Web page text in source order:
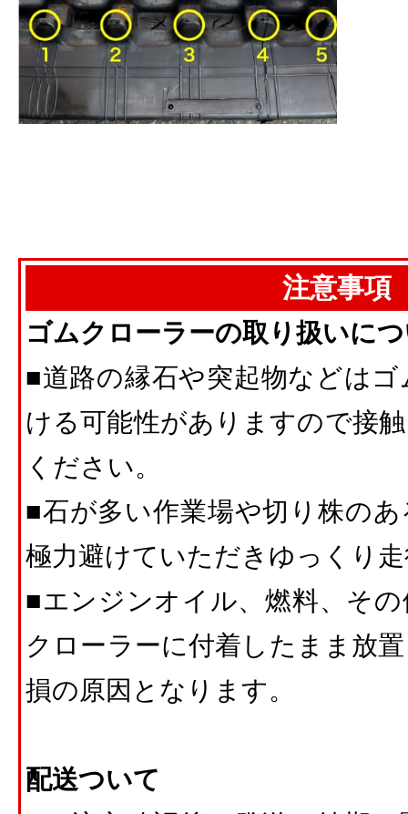
注意事項
ゴムクローラーの取り扱いに
■道路の縁石や突起物などは
ける可能性がありますので接
ください。
■石が多い作業場や切り株の
極力避けていただきゆっくり
■エンジンオイル、燃料、そ
クローラーに付着したまま放
損の原因となります。
配送ついて